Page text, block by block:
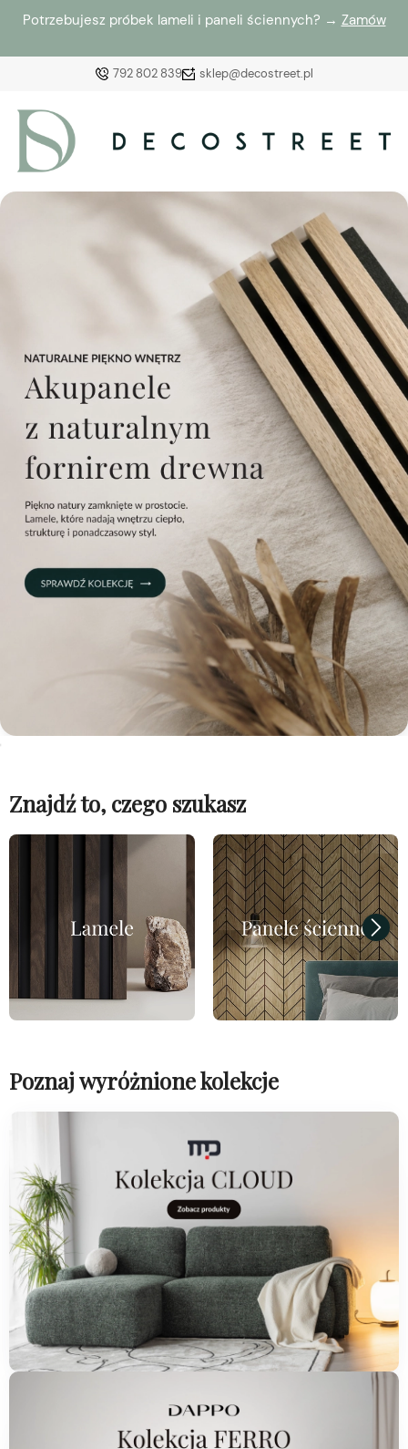
Potrzebujesz próbek lameli i paneli ściennych? → Zamów
792 802 839 sklep@decostreet.pl
Załóż konto
Wybierz coś dla siebie z naszej aktualnej oferty lub
zaloguj się, aby przywrócić dodane produkty do listy
z poprzedniej sesji.
Znajdź to, czego szukasz
Poznaj wyróżnione kolekcje